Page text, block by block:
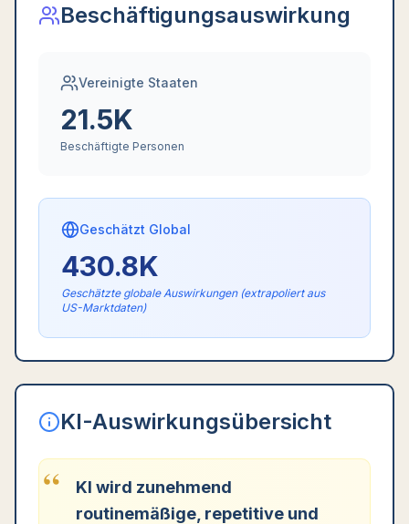
Beschäftigungsauswirkung
Vereinigte Staaten
21.5K
Beschäftigte Personen
Geschätzt Global
430.8K
Geschätzte globale Auswirkungen (extrapoliert aus
US-Marktdaten)
KI-Auswirkungsübersicht
“
KI wird zunehmend
routinemäßige, repetitive und